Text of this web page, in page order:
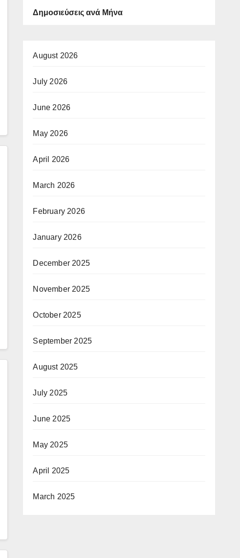
Δημοσιεύσεις ανά Μήνα
August 2026
July 2026
June 2026
May 2026
April 2026
March 2026
February 2026
January 2026
December 2025
November 2025
October 2025
September 2025
August 2025
July 2025
June 2025
May 2025
April 2025
March 2025